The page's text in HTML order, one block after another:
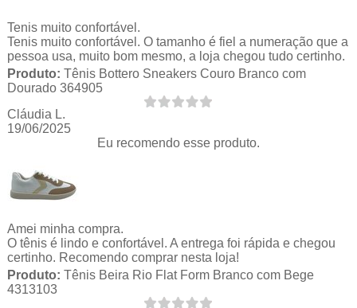
Tenis muito confortável.
Tenis muito confortável. O tamanho é fiel a numeração que a
pessoa usa, muito bom mesmo, a loja chegou tudo certinho.
Produto: Tênis Bottero Sneakers Couro Branco com
Dourado 364905
Cláudia L.
19/06/2025
Eu recomendo esse produto.
Amei minha compra.
O tênis é lindo e confortável. A entrega foi rápida e chegou
certinho. Recomendo comprar nesta loja!
Produto: Tênis Beira Rio Flat Form Branco com Bege
4313103